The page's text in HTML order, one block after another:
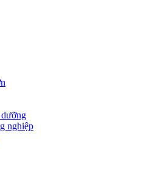
nghiệp